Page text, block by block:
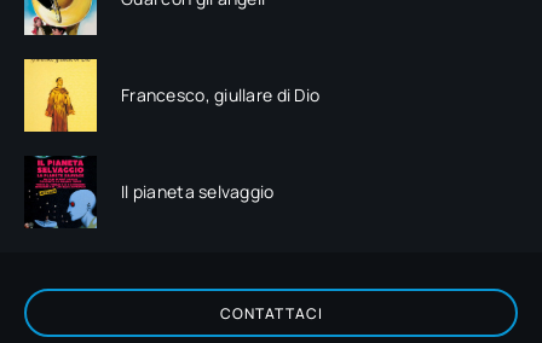
Francesco, giullare di Dio
Il pianeta selvaggio
CONTATTACI